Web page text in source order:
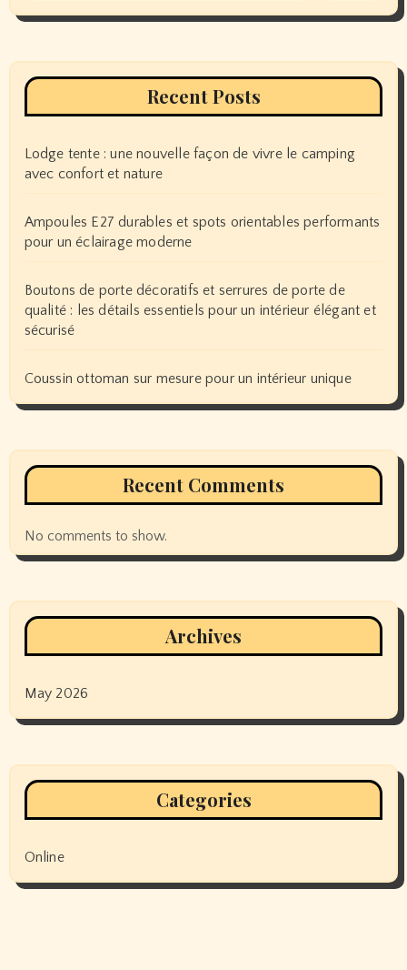
Recent Posts
Lodge tente : une nouvelle façon de vivre le camping
avec confort et nature
Ampoules E27 durables et spots orientables performants
pour un éclairage moderne
Boutons de porte décoratifs et serrures de porte de
qualité : les détails essentiels pour un intérieur élégant et
sécurisé
Coussin ottoman sur mesure pour un intérieur unique
Recent Comments
No comments to show.
Archives
May 2026
Categories
Online